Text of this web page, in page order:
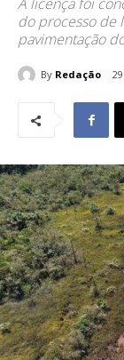
do processo de
pavimentação
By Redação